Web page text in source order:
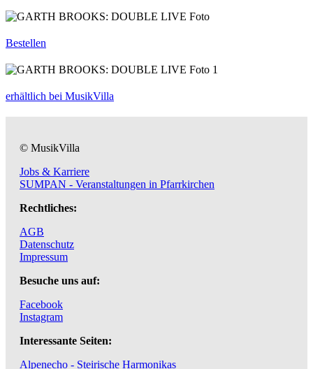
Bestellen
erhältlich bei MusikVilla
© MusikVilla
Jobs & Karriere
SUMPAN - Veranstaltungen in Pfarrkirchen
Rechtliches:
AGB
Datenschutz
Impressum
Besuche uns auf:
Facebook
Instagram
Interessante Seiten:
Alpenecho - Steirische Harmonikas